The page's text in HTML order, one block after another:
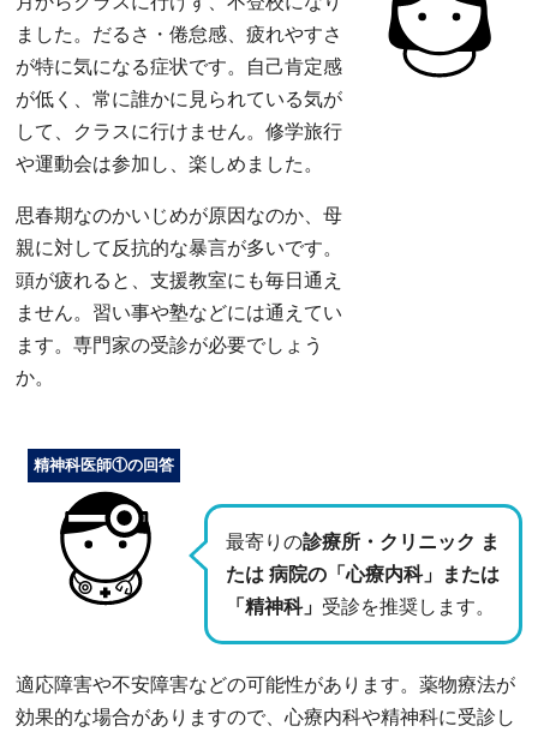
ました。だるさ・倦怠感、疲れやすさ
が特に気になる症状です。自己肯定感
が低く、常に誰かに見られている気が
して、クラスに行けません。修学旅行
や運動会は参加し、楽しめました。
思春期なのかいじめが原因なのか、母
親に対して反抗的な暴言が多いです。
頭が疲れると、支援教室にも毎日通え
ません。習い事や塾などには通えてい
ます。専門家の受診が必要でしょう
か。
最寄りの診療所・クリニック ま
たは 病院の「心療内科」または
「精神科」 受診を推奨します。
精神科医師①の回答
適応障害や不安障害などの可能性があります。薬物療法が
効果的な場合がありますので、心療内科や精神科に受診し